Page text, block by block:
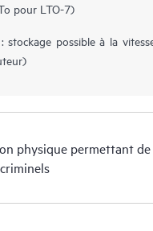
pour LTO-7)
stockage possible à la
physique permettant de